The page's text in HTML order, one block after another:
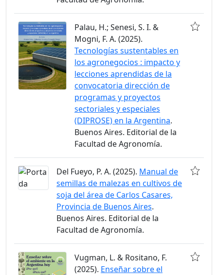
Palau, H.; Senesi, S. I. &
Mogni, F. A. (2025).
Tecnologías sustentables en
los agronegocios : impacto y
lecciones aprendidas de la
convocatoria dirección de
programas y proyectos
sectoriales y especiales
(DIPROSE) en la Argentina.
Buenos Aires. Editorial de la
Facultad de Agronomía.
Del Fueyo, P. A. (2025). Manual de
semillas de malezas en cultivos de
soja del área de Carlos Casares,
Provincia de Buenos Aires.
Buenos Aires. Editorial de la
Facultad de Agronomía.
Vugman, L. & Rositano, F.
(2025). Enseñar sobre el